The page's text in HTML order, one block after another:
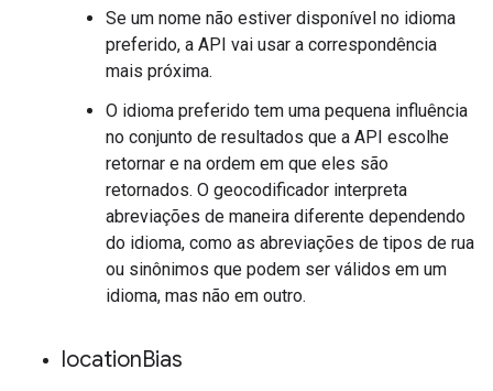
Se um nome não estiver disponível no idioma
preferido, a API vai usar a correspondência
mais próxima.
O idioma preferido tem uma pequena influência
no conjunto de resultados que a API escolhe
retornar e na ordem em que eles são
retornados. O geocodificador interpreta
abreviações de maneira diferente dependendo
do idioma, como as abreviações de tipos de rua
ou sinônimos que podem ser válidos em um
idioma, mas não em outro.
locationBias